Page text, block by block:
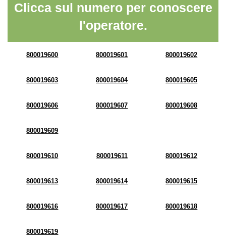
Clicca sul numero per conoscere
l'operatore.
800019600 800019601 800019602
800019603 800019604 800019605
800019606 800019607 800019608
800019609
800019610 800019611 800019612
800019613 800019614 800019615
800019616 800019617 800019618
800019619